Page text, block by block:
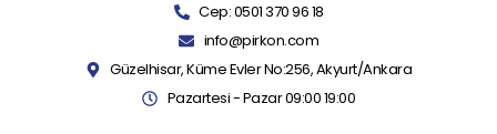
Cep: 0501 370 96 18
info@pirkon.com
Güzelhisar, Küme Evler No:256, Akyurt/Ankara
Pazartesi - Pazar 09:00 19:00